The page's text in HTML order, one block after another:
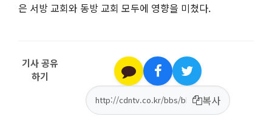
은 서방 교회와 동방 교회 모두에 영향을 미쳤다.
기사 공유
하기
복사